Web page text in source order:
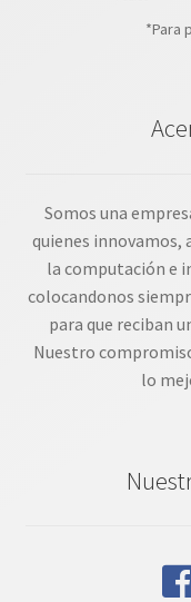
*Para
Somos una
quienes innovamos,
la computación e
colocandonos
para que reciban
Nuestro
lo